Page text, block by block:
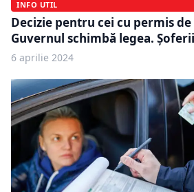
INFO UTIL
Decizie pentru cei cu permis
Guvernul schimbă legea.
6 aprilie 2024